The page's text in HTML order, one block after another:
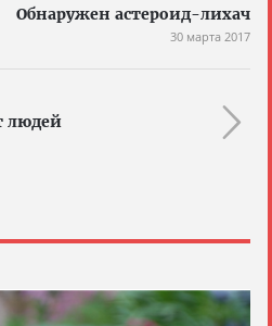
Обнаружен астероид-лихач
30 марта 2017
людей